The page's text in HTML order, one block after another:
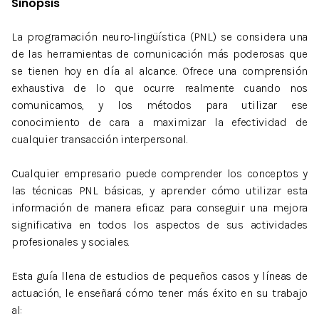
La programación neuro-lingüística (PNL) se considera una
de las herramientas de comunicación más poderosas que
se tienen hoy en día al alcance. Ofrece una comprensión
exhaustiva de lo que ocurre realmente cuando nos
comunicamos, y los métodos para utilizar ese
conocimiento de cara a maximizar la efectividad de
cualquier transacción interpersonal.
Cualquier empresario puede comprender los conceptos y
las técnicas PNL básicas, y aprender cómo utilizar esta
información de manera eficaz para conseguir una mejora
significativa en todos los aspectos de sus actividades
profesionales y sociales.
Esta guía llena de estudios de pequeños casos y líneas de
actuación, le enseñará cómo tener más éxito en su trabajo
al: